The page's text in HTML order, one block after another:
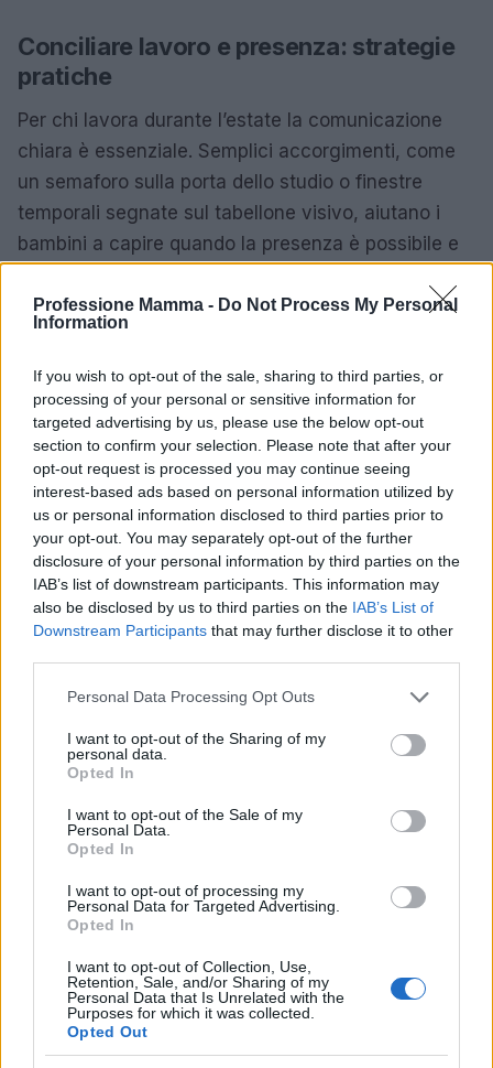
Professione Mamma - Do Not Process My Personal
Information
If you wish to opt-out of the sale, sharing to third parties, or
processing of your personal or sensitive information for
targeted advertising by us, please use the below opt-out
section to confirm your selection. Please note that after your
opt-out request is processed you may continue seeing
interest-based ads based on personal information utilized by
us or personal information disclosed to third parties prior to
your opt-out. You may separately opt-out of the further
disclosure of your personal information by third parties on the
IAB’s list of downstream participants. This information may
also be disclosed by us to third parties on the IAB’s List of
Downstream Participants that may further disclose it to other
Please note that this website/app uses one or more Google
not limited to your visit or usage behaviour. You may click to
grant or deny consent to Google and its third-party tags to
use your data for below specified purposes in below Google
consent section.
Personal Data Processing Opt Outs
I want to opt-out of the Sharing of my
personal data.
Opted In
I want to opt-out of the Sale of my
Personal Data.
Opted In
I want to opt-out of processing my
Personal Data for Targeted Advertising.
Opted In
I want to opt-out of Collection, Use,
Retention, Sale, and/or Sharing of my
Personal Data that Is Unrelated with the
Purposes for which it was collected.
Opted Out
Conciliare lavoro e presenza: strategie
pratiche
Per chi lavora durante l’estate la comunicazione
chiara è essenziale. Semplici accorgimenti, come
un semaforo sulla porta dello studio o finestre
temporali segnate sul tabellone visivo, aiutano i
bambini a capire quando la presenza è possibile e
concentrazione. Compensate le ore di lavoro con
lettura insieme sono più efficaci di tante pause
frammentate.
Rituale di chiusura
Concludere la giornata con un piccolo rito
condiviso – una camminata serale, una canzone, la
lettura di due pagine – segnala ai bambini che il
tempo dell’attività è terminato e quello dell’affetto
inizia. Queste piccole pratiche rinforzano il legame
e rendono i cambi di stato emotivo meno difficili.
Con unaroutine estivapensata in modo flessibile
di eliminare il gioco o il riposo, ma di offrire ai
bambini strumenti per orientarsi e,
contemporaneamente, garantire ai genitori la
possibilità di lavorare e ricaricarsi. L’obiettivo è
costruire giorni che siano insieme prevedibili e
liberi, ricchi di esperienze semplici che restano.
AUTORE
Matteo Pellegrino
Matteo Pellegrino ha organizzato una sfilata